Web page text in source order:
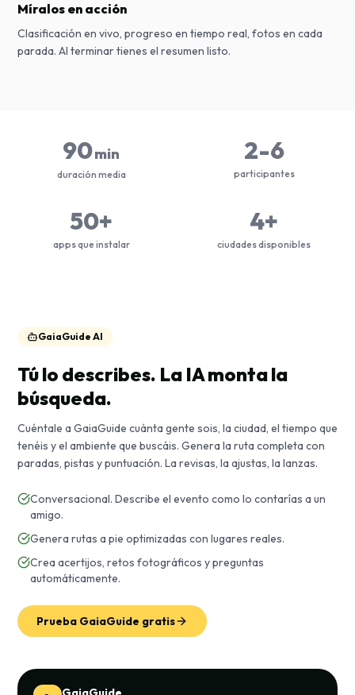
Míralos en acción
Clasificación en vivo, progreso en tiempo real, fotos en cada
parada. Al terminar tienes el resumen listo.
90min
duración media
2-6
participantes
50+
apps que instalar
4+
ciudades disponibles
GaiaGuide AI
Tú lo describes. La IA monta la
búsqueda.
Cuéntale a GaiaGuide cuánta gente sois, la ciudad, el tiempo que
tenéis y el ambiente que buscáis. Genera la ruta completa con
paradas, pistas y puntuación. La revisas, la ajustas, la lanzas.
Conversacional. Describe el evento como lo contarías a un
amigo.
Genera rutas a pie optimizadas con lugares reales.
Crea acertijos, retos fotográficos y preguntas
automáticamente.
Prueba GaiaGuide gratis